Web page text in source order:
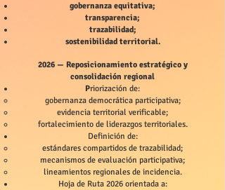
gobernanza equitativa;
transparencia;
trazabilidad;
sostenibilidad territorial.
2026 — Reposicionamiento estratégico y
consolidación regional
Priorización de:
gobernanza democrática participativa;
evidencia territorial verificable;
fortalecimiento de liderazgos territoriales.
Definición de:
estándares compartidos de trazabilidad;
mecanismos de evaluación participativa;
lineamientos regionales de incidencia.
Hoja de Ruta 2026 orientada a: